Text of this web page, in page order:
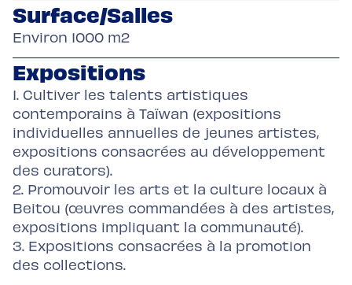
Surface/Salles
Environ 1000 m2
Expositions
1. Cultiver les talents artistiques
contemporains à Taïwan (expositions
individuelles annuelles de jeunes artistes,
expositions consacrées au développement
des curators).
2. Promouvoir les arts et la culture locaux à
Beitou (œuvres commandées à des artistes,
expositions impliquant la communauté).
3. Expositions consacrées à la promotion
des collections.